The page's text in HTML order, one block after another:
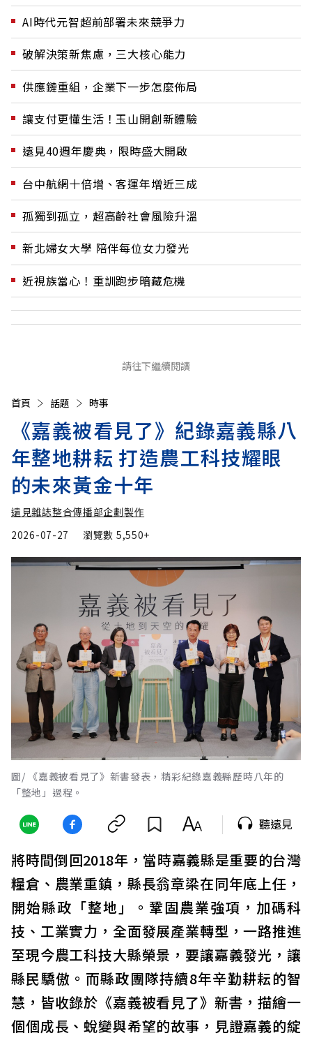
AI時代元智超前部署未來競爭力
破解決策新焦慮，三大核心能力
供應鏈重組，企業下一步怎麼佈局
讓支付更懂生活！玉山開創新體驗
遠見40週年慶典，限時盛大開啟
台中航網十倍增、客運年增近三成
孤獨到孤立，超高齡社會風險升溫
新北婦女大學 陪伴每位女力發光
近視族當心！重訓跑步暗藏危機
請往下繼續閱讀
首頁 話題 時事
《嘉義被看見了》紀錄嘉義縣八
年整地耕耘 打造農工科技耀眼
的未來黃金十年
遠見雜誌整合傳播部企劃製作
2026-07-27
瀏覽數 5,550+
圖/ 《嘉義被看見了》新書發表，精彩紀錄嘉義縣歷時八年的
「整地」過程。
聽遠見
將時間倒回2018年，當時嘉義縣是重要的台灣
糧倉、農業重鎮，縣長翁章梁在同年底上任，
開始縣政「整地」。鞏固農業強項，加碼科
技、工業實力，全面發展產業轉型，一路推進
至現今農工科技大縣榮景，要讓嘉義發光，讓
縣民驕傲。而縣政團隊持續8年辛勤耕耘的智
慧，皆收錄於《嘉義被看見了》新書，描繪一
個個成長、蛻變與希望的故事，見證嘉義的綻